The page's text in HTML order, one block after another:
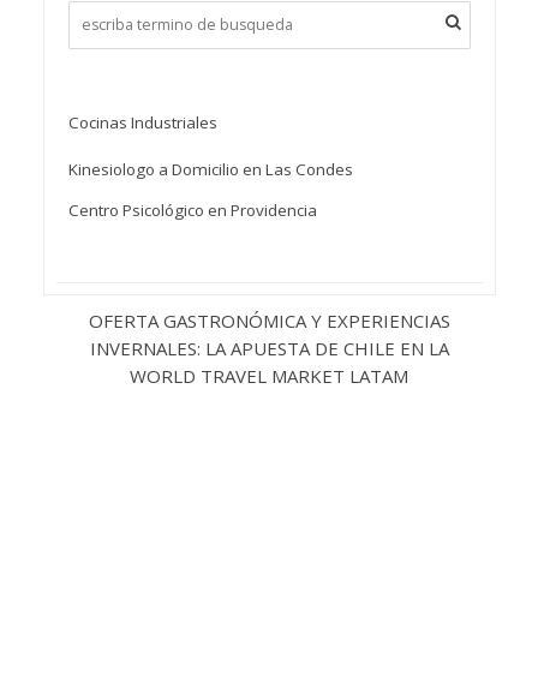
Cocinas Industriales
Kinesiologo a Domicilio en Las Condes
Centro Psicológico en Providencia
OFERTA GASTRONÓMICA Y EXPERIENCIAS
INVERNALES: LA APUESTA DE CHILE EN LA
WORLD TRAVEL MARKET LATAM